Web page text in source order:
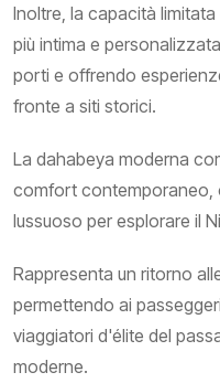
Inoltre, la capacità
più intima e
porti e offrendo
fronte a siti storici.
La dahabeya moderna
comfort contemporaneo,
lussuoso per esplorare il
Rappresenta un ritorno
permettendo ai
viaggiatori d'élite del
moderne.